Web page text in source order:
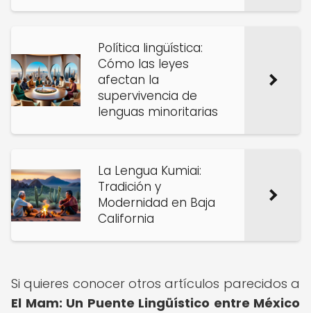
Política lingüística:
Cómo las leyes
afectan la
supervivencia de
lenguas minoritarias
La Lengua Kumiai:
Tradición y
Modernidad en Baja
California
Si quieres conocer otros artículos parecidos a
El Mam: Un Puente Lingüístico entre México